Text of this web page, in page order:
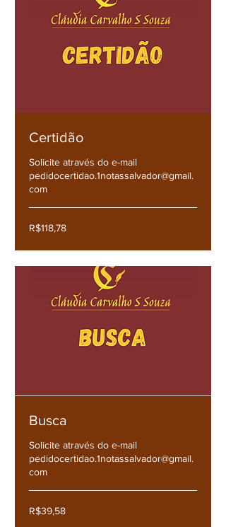
Certidão
Solicite através do e-mail
pedidocertidao.1notassalvador@gmail.
com
R$118,78
R$118,78
Busca
Solicite através do e-mail
pedidocertidao.1notassalvador@gmail.
com
R$39,58
R$39,58